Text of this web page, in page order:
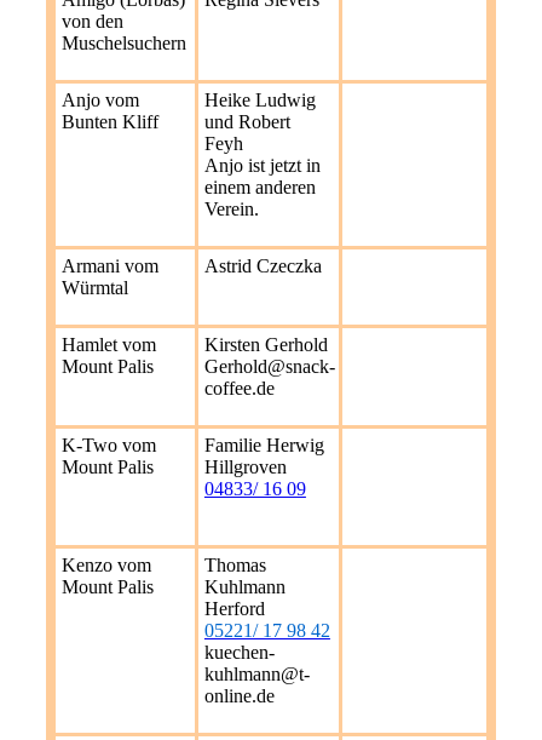
von den
Muschelsuchern
Anjo vom
Bunten Kliff
Heike Ludwig
und Robert
Feyh
Anjo ist jetzt in
einem anderen
Verein.
Armani vom
Würmtal
Astrid Czeczka
Hamlet vom
Mount Palis
Kirsten Gerhold
Gerhold@snack-
coffee.de
K-Two vom
Mount Palis
Familie Herwig
Hillgroven
04833/ 16 09
Kenzo vom
Mount Palis
Thomas
Kuhlmann
Herford
05221/ 17 98 42
kuechen-
kuhlmann@t-
online.de